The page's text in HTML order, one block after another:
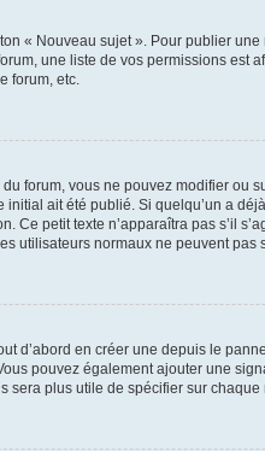
« Nouveau sujet ». Pour publier
une liste de vos permissions
forum, etc.
forum, vous ne pouvez modifier
ait été publié. Si quelqu’un a
Ce petit texte n’apparaîtra pas s’il
utilisateurs normaux ne peuvent
d’abord en créer une depuis le
pouvez également ajouter une
plus utile de spécifier sur